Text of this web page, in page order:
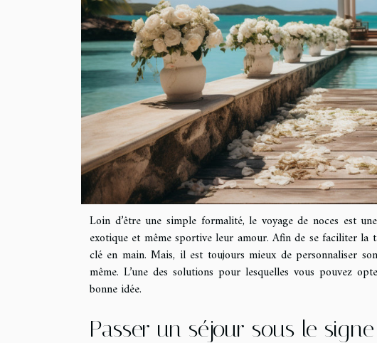
Loin d’être une simple formalité, le voyage de noces est
exotique et même sportive leur amour. Afin de se faciliter la
clé en main. Mais, il est toujours mieux de personnaliser
même. L’une des solutions pour lesquelles vous pouvez
bonne idée.
Passer un séjour sous le